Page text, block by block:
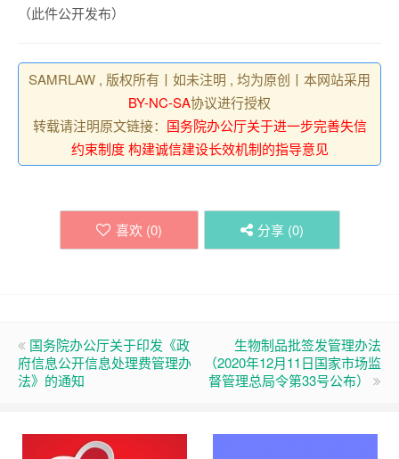
（此件公开发布）
SAMRLAW , 版权所有丨如未注明 , 均为原创丨本网站采用
BY-NC-SA协议进行授权
转载请注明原文链接： 国务院办公厅关于进一步完善失信
约束制度 构建诚信建设长效机制的指导意见
喜欢 (0) 分享 (0)
国务院办公厅关于印发《政
府信息公开信息处理费管理办
法》的通知
生物制品批签发管理办法
（2020年12月11日国家市场监
督管理总局令第33号公布）